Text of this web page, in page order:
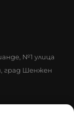
№1 улица
град Шенжен